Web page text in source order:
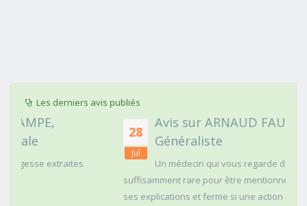
Les derniers avis publiés
28
Avis sur ARNAUD FAURIE, Médecin
Généraliste
Un médecin qui vous regarde dans les yeux c'est
suffisamment rare pour être mentionné. Posé,clair dans
ses explications et ferme si une action doit être menée